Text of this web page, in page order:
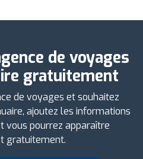
de voyages
gratuitement
de voyages et souhaitez
ajoutez les informations
vous pourrez apparaître
gratuitement.